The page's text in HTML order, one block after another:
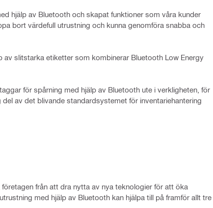
hjälp av Bluetooth och skapat funktioner som våra kunder
bort värdefull utrustning och kunna genomföra snabba och
av slitstarka etiketter som kombinerar Bluetooth Low Energy
för spårning med hjälp av Bluetooth ute i verkligheten, för
av det blivande standardsystemet för inventariehantering
från att dra nytta av nya teknologier för att öka
med hjälp av Bluetooth kan hjälpa till på framför allt tre